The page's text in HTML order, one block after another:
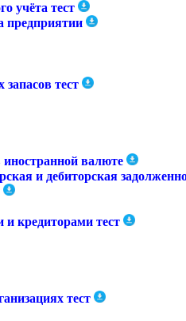
учёта тест
предприятии
тест
валюте
и дебиторская
и кредиторами тест
тест